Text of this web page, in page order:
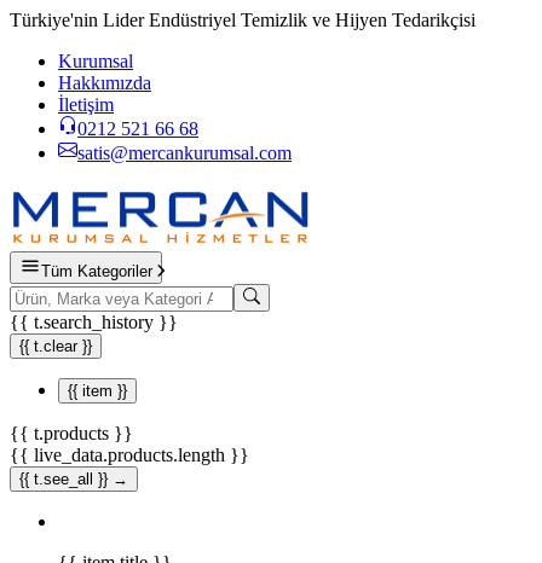
Türkiye'nin Lider Endüstriyel Temizlik ve Hijyen Tedarikçisi
Kurumsal
Hakkımızda
İletişim
0212 521 66 68
satis@mercankurumsal.com
Tüm Kategoriler
{{ t.search_history }}
{{ t.clear }}
{{ item }}
{{ t.products }}
{{ live_data.products.length }}
{{ t.see_all }} →